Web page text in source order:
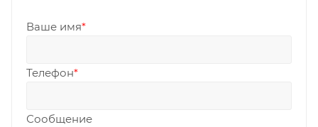
Ваше имя*
Телефон*
Сообщение